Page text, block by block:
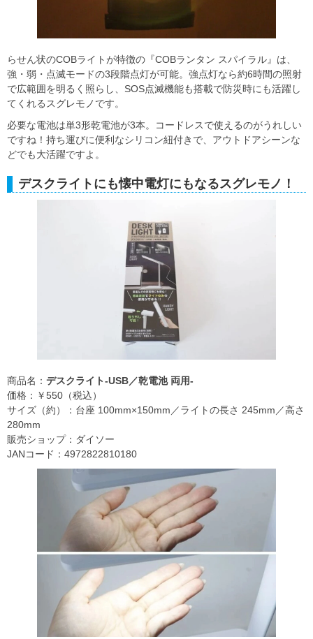
らせん状のCOBライトが特徴の『COBランタン スパイラル』は、
強・弱・点滅モードの3段階点灯が可能。強点灯なら約6時間の照射
で広範囲を明るく照らし、SOS点滅機能も搭載で防災時にも活躍し
てくれるスグレモノです。
必要な電池は単3形乾電池が3本。コードレスで使えるのがうれしい
ですね！持ち運びに便利なシリコン紐付きで、アウトドアシーンな
どでも大活躍ですよ。
デスクライトにも懐中電灯にもなるスグレモノ！
商品名： デスクライト-USB／乾電池 両用-
価格：￥550（税込）
サイズ（約）：台座 100mm×150mm／ライトの長さ 245mm／高さ
280mm
販売ショップ：ダイソー
JANコード：4972822810180